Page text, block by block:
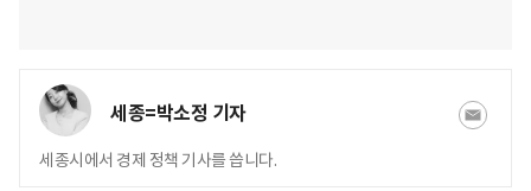
세종=박소정 기자
세종시에서 경제 정책 기사를 씁니다.